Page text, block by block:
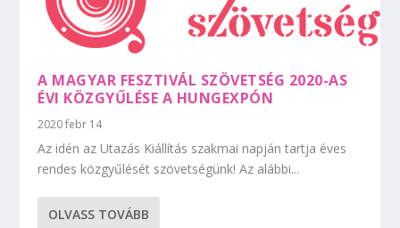
A MAGYAR FESZTIVÁL SZÖVETSÉG 2020-AS
ÉVI KÖZGYŰLÉSE A HUNGEXPÓN
2020 febr 14
Az idén az Utazás Kiállítás szakmai napján tartja éves
rendes közgyűlését szövetségünk! Az alábbi...
OLVASS TOVÁBB